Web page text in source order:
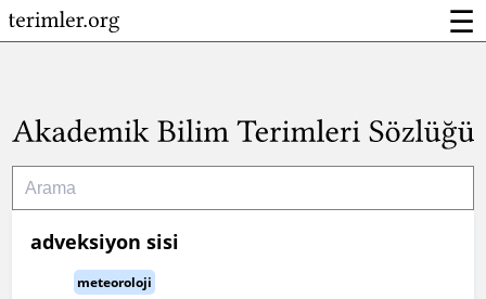
☰
adveksiyon sisi
meteoroloji